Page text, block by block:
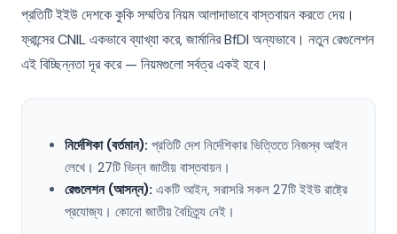
প্রতিটি ইইউ দেশকে কুকি সম্মতির নিয়ম আলাদাভাবে বাস্তবায়ন করতে দেয়।
ফ্রান্সের CNIL একভাবে ব্যাখ্যা করে, জার্মানির BfDI অন্যভাবে। নতুন রেগুলেশন
এই বিচ্ছিন্নতা দূর করে — নিয়মগুলো সর্বত্র একই হবে।
নির্দেশিকা (বর্তমান): প্রতিটি দেশ নির্দেশিকার ভিত্তিতে নিজস্ব আইন
লেখে। 27টি ভিন্ন জাতীয় বাস্তবায়ন।
রেগুলেশন (আসন্ন): একটি আইন, সরাসরি সকল 27টি ইইউ রাষ্ট্রে
প্রযোজ্য। কোনো জাতীয় বৈচিত্র্য নেই।